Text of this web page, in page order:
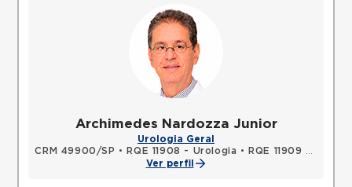
Archimedes Nardozza Junior
Urologia Geral
CRM 49900/SP • RQE 11908 - Urologia •
RQE 11909 - Cirurgia geral
Ver perfil